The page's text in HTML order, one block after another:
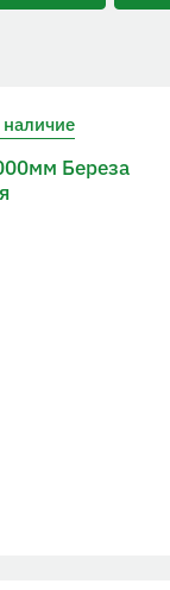
Береза